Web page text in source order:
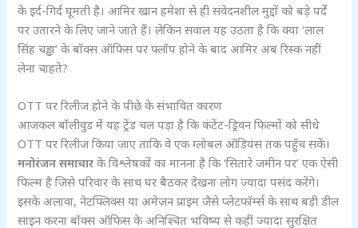
के इर्द-गिर्द घूमती है। आमिर खान हमेशा से ही संवेदनशील मुद्दों को बड़े पर्दे
पर उतारने के लिए जाने जाते हैं। लेकिन सवाल यह उठता है कि क्या ‘लाल
सिंह चड्ढा’ के बॉक्स ऑफिस पर फ्लॉप होने के बाद आमिर अब रिस्क नहीं
लेना चाहते?
OTT पर रिलीज होने के पीछे के संभावित कारण
आजकल बॉलीवुड में यह ट्रेंड चल पड़ा है कि कंटेंट-ड्रिवन फिल्मों को सीधे
OTT पर रिलीज किया जाए ताकि वे एक ग्लोबल ऑडियंस तक पहुँच सकें।
मनोरंजन समाचार के विश्लेषकों का मानना है कि ‘सितारे जमीन पर’ एक ऐसी
फिल्म है जिसे परिवार के साथ घर बैठकर देखना लोग ज्यादा पसंद करेंगे।
इसके अलावा, नेटफ्लिक्स या अमेज़न प्राइम जैसे प्लेटफॉर्म्स के साथ बड़ी डील
साइन करना बॉक्स ऑफिस के अनिश्चित भविष्य से कहीं ज्यादा सुरक्षित